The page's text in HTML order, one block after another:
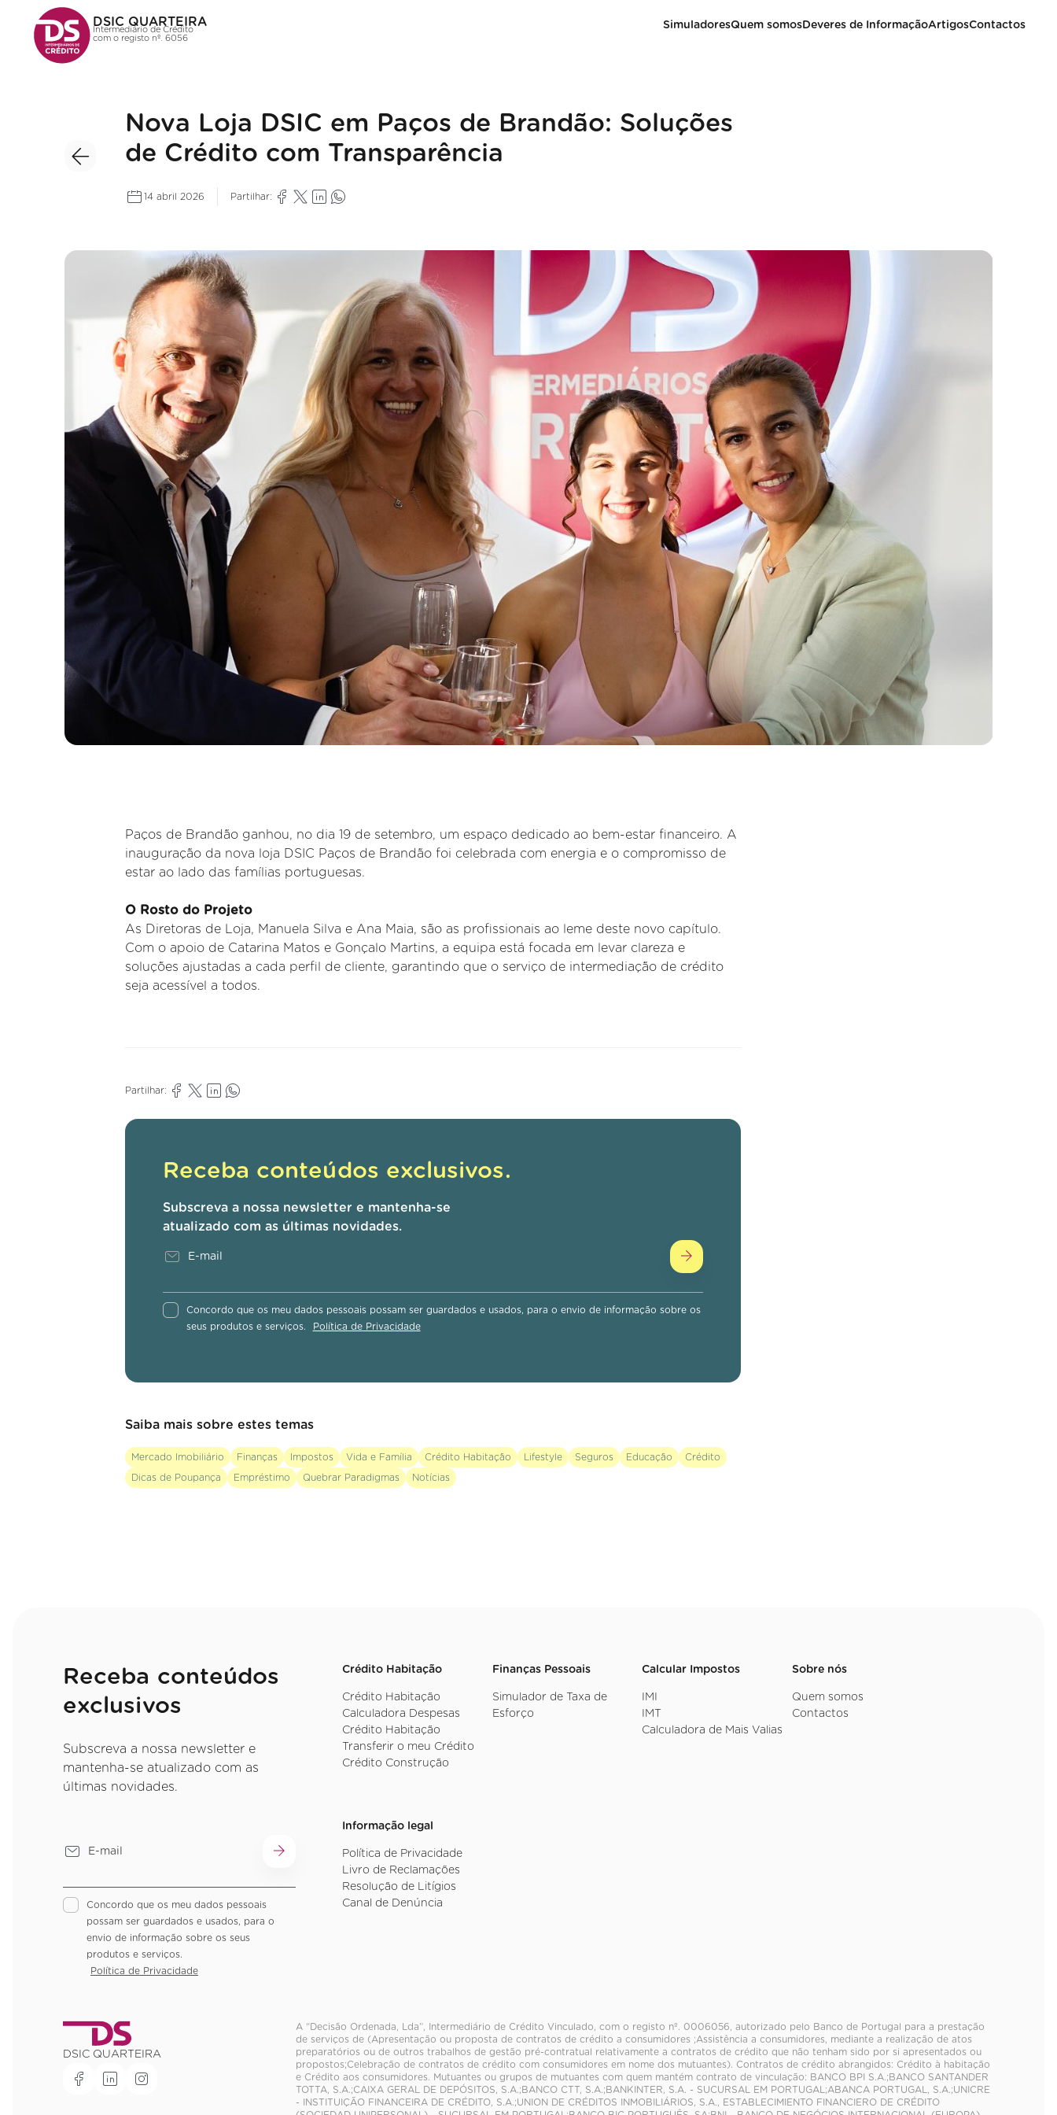
DSIC QUARTEIRA
Intermediário de Crédito
com o registo nº. 6056
SimuladoresQuem somosDeveres de InformaçãoArtigosContactos
Nova Loja DSIC em Paços de Brandão: Soluções
de Crédito com Transparência
14 abril 2026 Partilhar:
Paços de Brandão ganhou, no dia 19 de setembro, um espaço dedicado ao bem-estar financeiro. A
inauguração da nova loja DSIC Paços de Brandão foi celebrada com energia e o compromisso de
estar ao lado das famílias portuguesas.
O Rosto do Projeto
As Diretoras de Loja, Manuela Silva e Ana Maia, são as profissionais ao leme deste novo capítulo.
Com o apoio de Catarina Matos e Gonçalo Martins, a equipa está focada em levar clareza e
soluções ajustadas a cada perfil de cliente, garantindo que o serviço de intermediação de crédito
seja acessível a todos.
Partilhar:
Receba conteúdos exclusivos.
Subscreva a nossa newsletter e mantenha-se
atualizado com as últimas novidades.
Concordo que os meu dados pessoais possam ser guardados e usados, para o envio de informação sobre os
seus produtos e serviços.
Política de Privacidade
Saiba mais sobre estes temas
Mercado Imobiliário Finanças Impostos Vida e Família Crédito Habitação Lifestyle Seguros Educação Crédito
Dicas de Poupança Empréstimo Quebrar Paradigmas Notícias
Receba conteúdos
exclusivos
Subscreva a nossa newsletter e
mantenha-se atualizado com as
últimas novidades.
Concordo que os meu dados pessoais
possam ser guardados e usados, para o
envio de informação sobre os seus
produtos e serviços.
Política de Privacidade
Crédito Habitação
Crédito Habitação
Calculadora Despesas
Crédito Habitação
Transferir o meu Crédito
Crédito Construção
Finanças Pessoais
Simulador de Taxa de
Esforço
Calcular Impostos
IMI
IMT
Calculadora de Mais Valias
Sobre nós
Quem somos
Contactos
Informação legal
Política de Privacidade
Livro de Reclamações
Resolução de Litígios
Canal de Denúncia
DSIC QUARTEIRA
A “Decisão Ordenada, Lda”, Intermediário de Crédito Vinculado, com o registo nº. 0006056, autorizado pelo Banco de Portugal para a prestação
de serviços de (Apresentação ou proposta de contratos de crédito a consumidores ;Assistência a consumidores, mediante a realização de atos
preparatórios ou de outros trabalhos de gestão pré-contratual relativamente a contratos de crédito que não tenham sido por si apresentados ou
propostos;Celebração de contratos de crédito com consumidores em nome dos mutuantes). Contratos de crédito abrangidos: Crédito à habitação
e Crédito aos consumidores. Mutuantes ou grupos de mutuantes com quem mantém contrato de vinculação: BANCO BPI S.A.;BANCO SANTANDER
TOTTA, S.A.;CAIXA GERAL DE DEPÓSITOS, S.A.;BANCO CTT, S.A.;BANKINTER, S.A. - SUCURSAL EM PORTUGAL;ABANCA PORTUGAL, S.A.;UNICRE
- INSTITUIÇÃO FINANCEIRA DE CRÉDITO, S.A.;UNION DE CRÉDITOS INMOBILIÁRIOS, S.A., ESTABLECIMIENTO FINANCIERO DE CRÉDITO